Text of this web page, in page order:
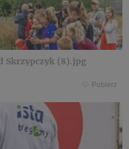
Skrzypczyk (8).jpg
Pobierz